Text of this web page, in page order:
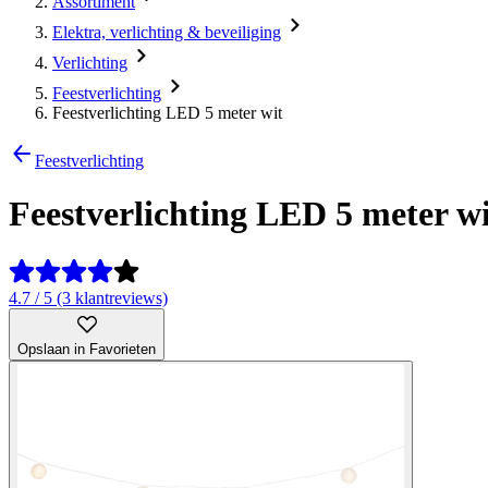
Elektra, verlichting & beveiliging
Verlichting
Feestverlichting
Feestverlichting LED 5 meter wit
Feestverlichting
Feestverlichting LED 5 meter
4.7 / 5 (3 klantreviews)
Opslaan in Favorieten